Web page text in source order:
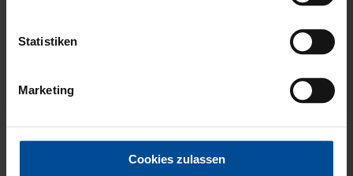
Statistiken
Marketing
Cookies zulassen
Ausverkauft
HYBRIDJACKE LOGO COLLEGE JACKE KSC
NAVY-WEISS